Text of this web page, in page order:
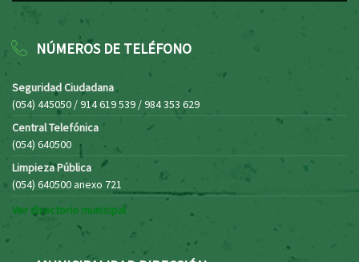
NÚMEROS DE TELÉFONO
Seguridad Ciudadana
(054) 445050 / 914 619 539 / 984 353 629
Central Telefónica
(054) 640500
Limpieza Pública
(054) 640500 anexo 721
Ver directorio municipal